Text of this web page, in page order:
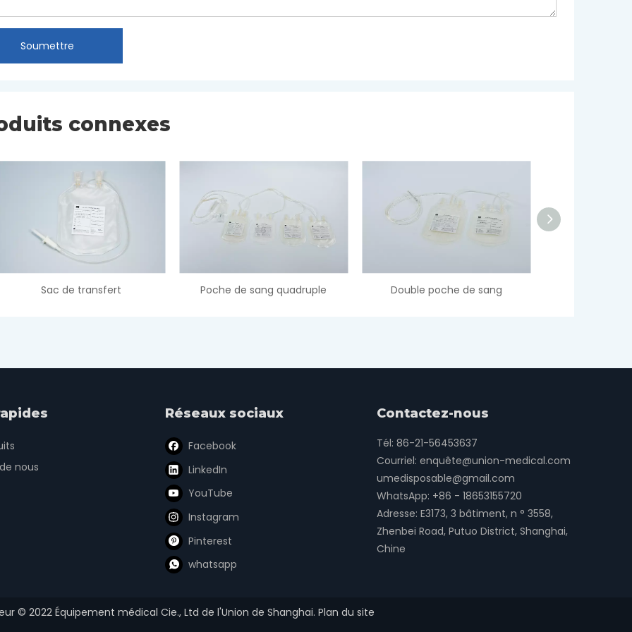
Soumettre
connexes
Poche de sang quadruple Double poche de sang Triple poche de sang
nous
Réseaux sociaux
Facebook
LinkedIn
YouTube
Instagram
Pinterest
whatsapp
Contactez-nous
Tél: 86-21-56453637
Courriel: enquête@union-medical.com
umedisposable@gmail.com
WhatsApp: +86 - 18653155720
Adresse: E3173, 3 bâtiment, n ° 3558,
Zhenbei Road, Putuo District, Shanghai,
Chine
© 2022Équipement médical Cie., Ltd de l'Union de Shanghai. Plan du site